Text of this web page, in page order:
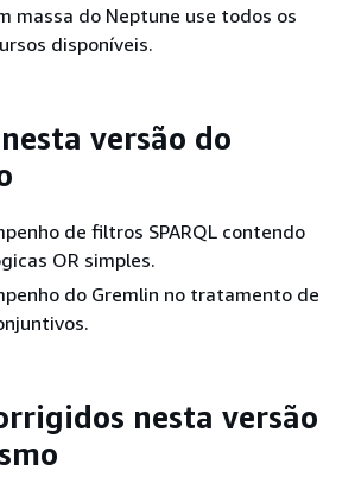
massa do Neptune use todos os
disponíveis.
versão do
de filtros SPARQL contendo
OR simples.
do Gremlin no tratamento de
nesta versão